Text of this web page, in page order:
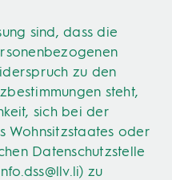
sind, dass die
zu den
steht,
sich bei der
Wohnsitzstaates oder
Datenschutzstelle
) zu